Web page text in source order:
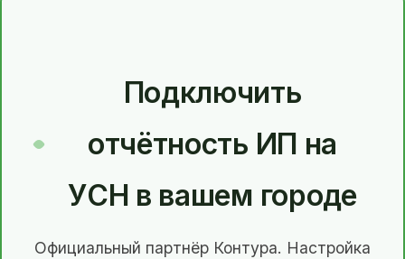
Подключить
отчётность ИП на
УСН в вашем городе
Официальный партнёр Контура. Настройка